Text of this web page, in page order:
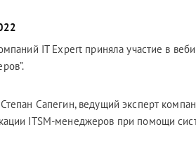
IT Expert приняла участие в
Сапегин, ведущий эксперт
ITSM-менеджеров при помощи